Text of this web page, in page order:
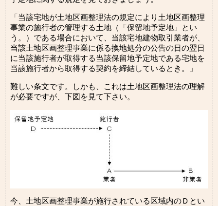
「当該宅地が土地区画整理法の規定により土地区画整理
事業の施行者の管理する土地（「保留地予定地」とい
う。）である場合において、当該宅地建物取引業者が、
当該土地区画整理事業に係る換地処分の公告の日の翌日
に当該施行者が取得する当該保留地予定地である宅地を
当該施行者から取得する契約を締結しているとき。」
難しい条文です。しかも、これは土地区画整理法の理解
が必要ですが、下図を見て下さい。
今、土地区画整理事業が施行されている区域内のＤとい